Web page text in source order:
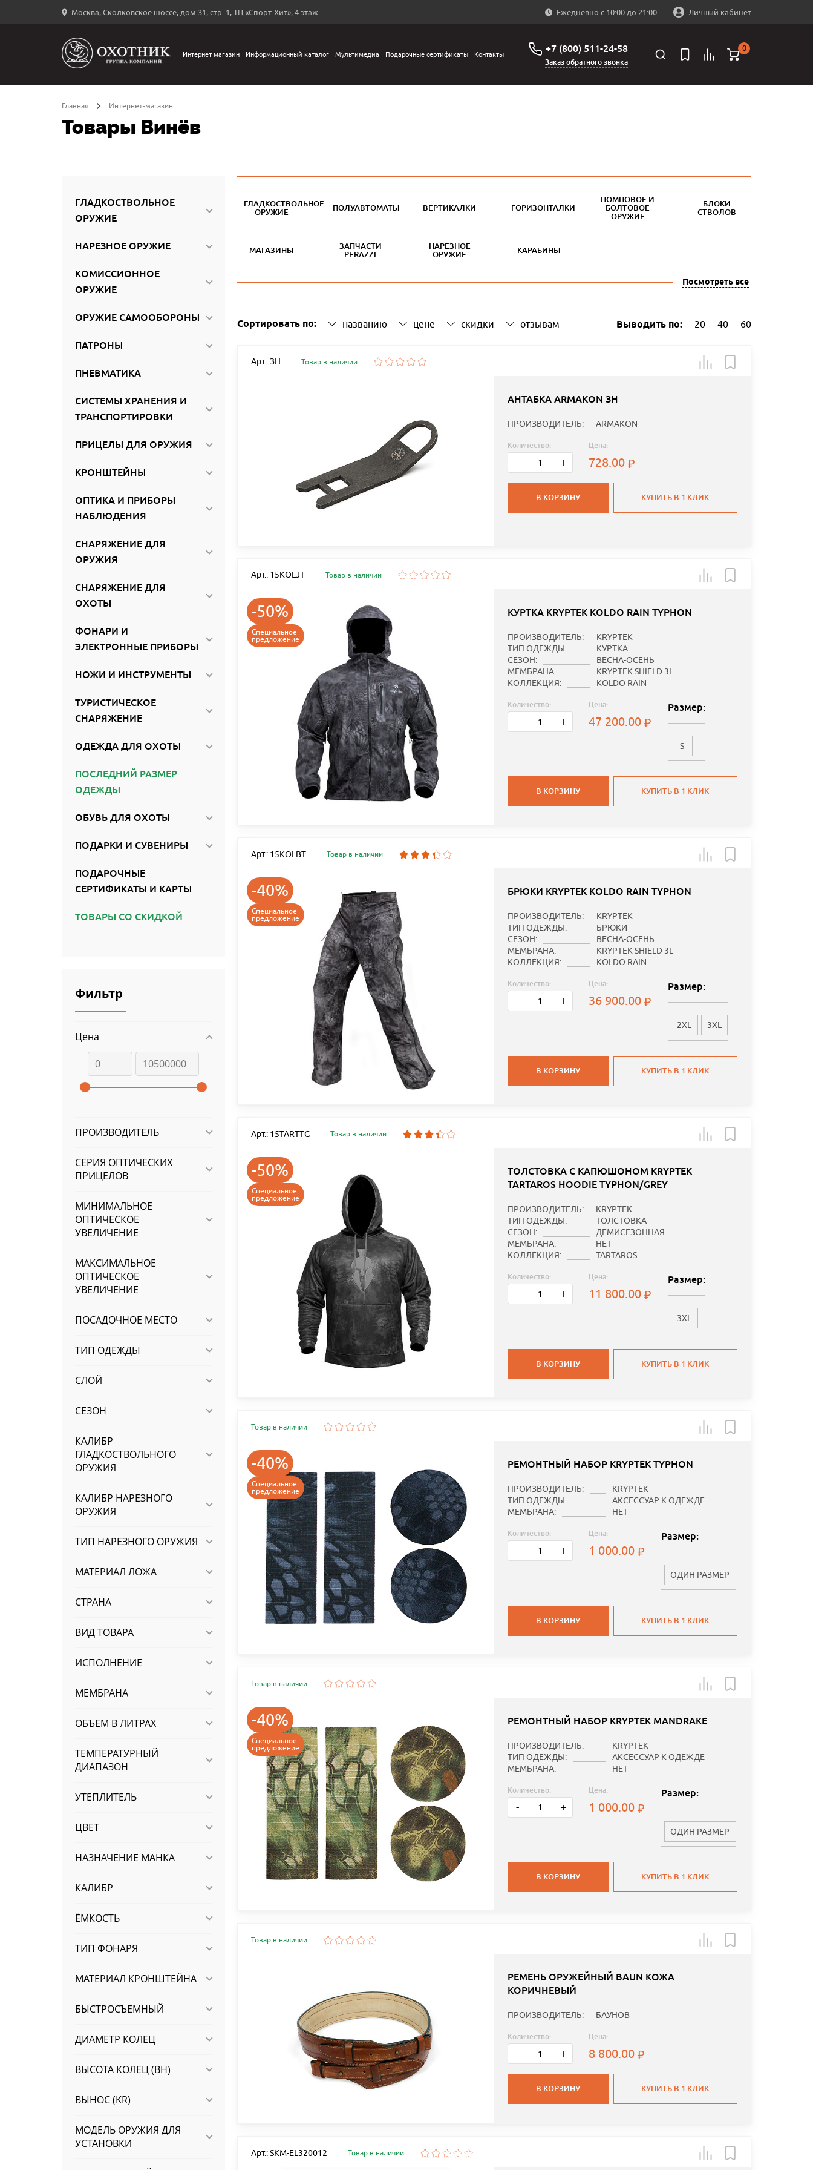
Москва, Сколковское шоссе, дом 31, стр. 1, ТЦ «Спорт-Хит», 4 этаж Ежедневно с 10:00 до 21:00 Личный кабинет
←
Интернет магазин Информационный каталог Мультимедиа Подарочные сертификаты Контакты +7 (800) 511-24-58
Заказ обратного звонка
0
Главная Интернет-магазин
Товары Винёв
ГЛАДКОСТВОЛЬНОЕ
ОРУЖИЕ
НАРЕЗНОЕ ОРУЖИЕ
КОМИССИОННОЕ
ОРУЖИЕ
ОРУЖИЕ САМООБОРОНЫ
ПАТРОНЫ
ПНЕВМАТИКА
СИСТЕМЫ ХРАНЕНИЯ И
ТРАНСПОРТИРОВКИ
ПРИЦЕЛЫ ДЛЯ ОРУЖИЯ
КРОНШТЕЙНЫ
ОПТИКА И ПРИБОРЫ
НАБЛЮДЕНИЯ
СНАРЯЖЕНИЕ ДЛЯ
ОРУЖИЯ
СНАРЯЖЕНИЕ ДЛЯ
ОХОТЫ
ФОНАРИ И
ЭЛЕКТРОННЫЕ ПРИБОРЫ
НОЖИ И ИНСТРУМЕНТЫ
ТУРИСТИЧЕСКОЕ
СНАРЯЖЕНИЕ
ОДЕЖДА ДЛЯ ОХОТЫ
ПОСЛЕДНИЙ РАЗМЕР
ОДЕЖДЫ
ОБУВЬ ДЛЯ ОХОТЫ
ПОДАРКИ И СУВЕНИРЫ
ПОДАРОЧНЫЕ
СЕРТИФИКАТЫ И КАРТЫ
ТОВАРЫ СО СКИДКОЙ
Фильтр
Цена
ПРОИЗВОДИТЕЛЬ
СЕРИЯ ОПТИЧЕСКИХ
ПРИЦЕЛОВ
МИНИМАЛЬНОЕ
ОПТИЧЕСКОЕ
УВЕЛИЧЕНИЕ
МАКСИМАЛЬНОЕ
ОПТИЧЕСКОЕ
УВЕЛИЧЕНИЕ
ПОСАДОЧНОЕ МЕСТО
ТИП ОДЕЖДЫ
СЛОЙ
СЕЗОН
КАЛИБР
ГЛАДКОСТВОЛЬНОГО
ОРУЖИЯ
КАЛИБР НАРЕЗНОГО
ОРУЖИЯ
ТИП НАРЕЗНОГО ОРУЖИЯ
МАТЕРИАЛ ЛОЖА
СТРАНА
ВИД ТОВАРА
ИСПОЛНЕНИЕ
МЕМБРАНА
ОБЪЕМ В ЛИТРАХ
ТЕМПЕРАТУРНЫЙ
ДИАПАЗОН
УТЕПЛИТЕЛЬ
ЦВЕТ
НАЗНАЧЕНИЕ МАНКА
КАЛИБР
ЁМКОСТЬ
ТИП ФОНАРЯ
МАТЕРИАЛ КРОНШТЕЙНА
БЫСТРОСЪЕМНЫЙ
ДИАМЕТР КОЛЕЦ
ВЫСОТА КОЛЕЦ (BH)
ВЫНОС (KR)
МОДЕЛЬ ОРУЖИЯ ДЛЯ
УСТАНОВКИ
ГЛАДКОСТВОЛЬНОЕ
ОРУЖИЕ
ПОЛУАВТОМАТЫ ВЕРТИКАЛКИ ГОРИЗОНТАЛКИ
ПОМПОВОЕ И
БОЛТОВОЕ
ОРУЖИЕ
БЛОКИ
СТВОЛОВ
МАГАЗИНЫ
ЗАПЧАСТИ
PERAZZI
НАРЕЗНОЕ
ОРУЖИЕ
КАРАБИНЫ
Посмотреть все
Сортировать по: названию цене скидки отзывам Выводить по: 20 40 60
Арт.: ЗН Товар в наличии
АНТАБКА ARMAKON ЗН
ПРОИЗВОДИТЕЛЬ: ARMAKON
Количество:
- +
Цена:
728.00
В КОРЗИНУ КУПИТЬ В 1 КЛИК
Арт.: 15KOLJT Товар в наличии
-50%
Специальное
предложение
КУРТКА KRYPTEK KOLDO RAIN TYPHON
ПРОИЗВОДИТЕЛЬ:
KRYPTEK
ТИП ОДЕЖДЫ:
КУРТКА
СЕЗОН:
ВЕСНА-ОСЕНЬ
МЕМБРАНА:
KRYPTEK SHIELD 3L
КОЛЛЕКЦИЯ:
KOLDO RAIN
Количество:
- +
Цена:
47 200.00
Размер:
S
В КОРЗИНУ КУПИТЬ В 1 КЛИК
Арт.: 15KOLBT Товар в наличии
-40%
Специальное
предложение
БРЮКИ KRYPTEK KOLDO RAIN TYPHON
ПРОИЗВОДИТЕЛЬ:
KRYPTEK
ТИП ОДЕЖДЫ:
БРЮКИ
СЕЗОН:
ВЕСНА-ОСЕНЬ
МЕМБРАНА:
KRYPTEK SHIELD 3L
КОЛЛЕКЦИЯ:
KOLDO RAIN
Количество:
- +
Цена:
36 900.00
Размер:
2XL 3XL
В КОРЗИНУ КУПИТЬ В 1 КЛИК
Арт.: 15TARTTG Товар в наличии
-50%
Специальное
предложение
ТОЛСТОВКА С КАПЮШОНОМ KRYPTEK
TARTAROS HOODIE TYPHON/GREY
ПРОИЗВОДИТЕЛЬ:
KRYPTEK
ТИП ОДЕЖДЫ:
ТОЛСТОВКА
СЕЗОН:
ДЕМИСЕЗОННАЯ
МЕМБРАНА:
НЕТ
КОЛЛЕКЦИЯ:
TARTAROS
Количество:
- +
Цена:
11 800.00
Размер:
3XL
В КОРЗИНУ КУПИТЬ В 1 КЛИК
Товар в наличии
-40%
Специальное
предложение
РЕМОНТНЫЙ НАБОР KRYPTEK TYPHON
ПРОИЗВОДИТЕЛЬ:
KRYPTEK
ТИП ОДЕЖДЫ:
АКСЕССУАР К ОДЕЖДЕ
МЕМБРАНА:
НЕТ
Количество:
- +
Цена:
1 000.00
Размер:
ОДИН РАЗМЕР
В КОРЗИНУ КУПИТЬ В 1 КЛИК
Товар в наличии
-40%
Специальное
предложение
РЕМОНТНЫЙ НАБОР KRYPTEK MANDRAKE
ПРОИЗВОДИТЕЛЬ:
KRYPTEK
ТИП ОДЕЖДЫ:
АКСЕССУАР К ОДЕЖДЕ
МЕМБРАНА:
НЕТ
Количество:
- +
Цена:
1 000.00
Размер:
ОДИН РАЗМЕР
В КОРЗИНУ КУПИТЬ В 1 КЛИК
Товар в наличии
РЕМЕНЬ ОРУЖЕЙНЫЙ BAUN КОЖА
КОРИЧНЕВЫЙ
ПРОИЗВОДИТЕЛЬ: БАУНОВ
Количество:
- +
Цена:
8 800.00
В КОРЗИНУ КУПИТЬ В 1 КЛИК
Арт.: SKM-EL320012 Товар в наличии